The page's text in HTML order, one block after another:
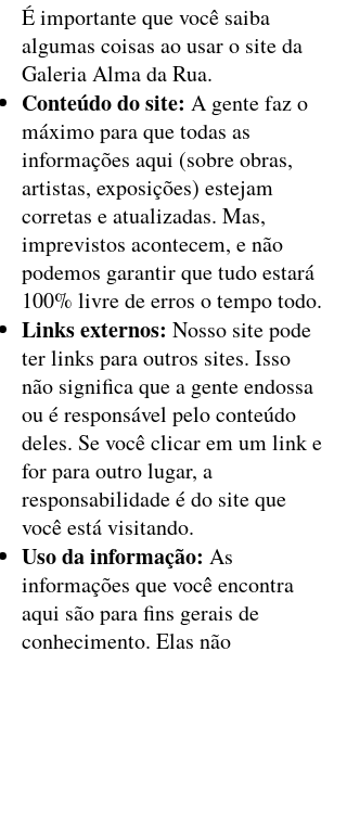
É importante que você saiba
algumas coisas ao usar o site da
Galeria Alma da Rua.
Conteúdo do site: A gente faz o
máximo para que todas as
informações aqui (sobre obras,
artistas, exposições) estejam
corretas e atualizadas. Mas,
imprevistos acontecem, e não
podemos garantir que tudo estará
100% livre de erros o tempo todo.
Links externos: Nosso site pode
ter links para outros sites. Isso
não significa que a gente endossa
ou é responsável pelo conteúdo
deles. Se você clicar em um link e
for para outro lugar, a
responsabilidade é do site que
você está visitando.
Uso da informação: As
informações que você encontra
aqui são para fins gerais de
conhecimento. Elas não